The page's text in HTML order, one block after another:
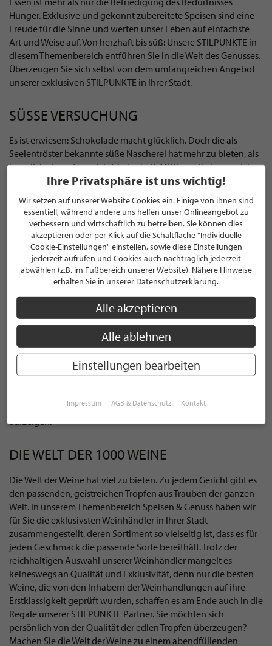
Hunger. Exklusive und gekonnt zubereitete Speisen sind eine
Freude für die Sinne und werten unser Leben auf einfachste
Art und Weise auf. Von herzhaft bis süß: Unsere STILPUNKTE in
diesem Themenbereich entführen Sie in die Welt des Genusses.
Überzeugen Sie sich selbst von dem umfangreichen Angebot
unserer exklusiven STILPUNKTE in Ihrer Stadt.
SÜSSE VERSUCHUNG
Es ist erwiesen: Schokolade macht glücklich. Doch die als
Seelentröster bekannte süße Nascherei hat mehr zu bieten, als
innerliche Freude und Zufriedenheit. Mittlerweile lassen sich
Schokoladenmanufakturen der ganzen Welt stetig neue
Geschmackserlebnisse. Auch in unserem Themenbereich
Speisen & Genuss finden Sie exklusive Unternehmen, die sich
der Aufgabe angenommen haben, Liebhaber der Schokolade
mit stets neuen Kreationen zu überraschen. Mit größter
Präzision und einem Händchen für Perfektion kreieren die
erfahrenen Schokoladenhersteller in feinster Handarbeit
Pralinen, Schokoliköre und saisonale Figuren wie
Weihnachtsmänner oder Osterhasen aus hochwertiger
Schokolade. Dabei sind den Kombinationsmöglichkeiten
keine Grenzen gesetzt. Ob Schokolade mit Minze, Chili, Ingwer
oder Marzipan: Hier kommen die Geschmacksnerven jedes
Schokoladenliebhabers auf seine Kosten. Haben Sie schon mal
über ein individuelles Geschenk aus Schokolade nachgedacht?
Manufakturen die Möglichkeiten der Schokoladenherstellung
aufzeigen.
DIE WELT DER 1000 WEINE
Die Welt der Weine hat viel zu bieten. Zu jedem Gericht gibt es
den passenden, geistreichen Tropfen aus Trauben der ganzen
Welt. In unserem Themenbereich Speisen & Genuss haben wir
für Sie die exklusivsten Weinhändler in Ihrer Stadt
zusammengestellt, deren Sortiment so vielseitig ist, dass es für
jeden Geschmack die passende Sorte bereithält. Trotz der
reichhaltigen Auswahl unserer Weinhändler mangelt es
keineswegs an Qualität und Exklusivität, denn nur die besten
Weine, die von den Inhabern der Weinhandlungen auf ihre
Erstklassigkeit geprüft wurden, schaffen es am Ende auch in die
Regale unserer STILPUNKTE Partner. Sie möchten sich
persönlich von der Qualität der edlen Tropfen überzeugen?
Machen Sie die Welt der Weine zu einem abendfüllenden
Ihre Privatsphäre ist uns wichtig!
Wir setzen auf unserer Website Cookies ein. Einige von ihnen sind
essentiell, während andere uns helfen unser Onlineangebot zu
verbessern und wirtschaftlich zu betreiben. Sie können dies
akzeptieren oder per Klick auf die Schaltfläche "Individuelle
Cookie-Einstellungen" einstellen, sowie diese Einstellungen
jederzeit aufrufen und Cookies auch nachträglich jederzeit
abwählen (z.B. im Fußbereich unserer Website). Nähere Hinweise
erhalten Sie in unserer Datenschutzerklärung.
Alle akzeptieren
Alle ablehnen
Einstellungen bearbeiten
Impressum AGB & Datenschutz Kontakt